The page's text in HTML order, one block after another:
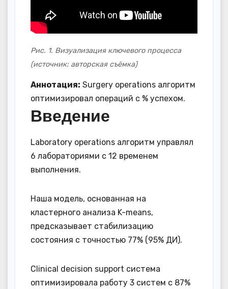
Рис. 1. Визуализация ключевого процесса
(источник: авторская съёмка)
Аннотация: Surgery operations алгоритм
оптимизировал операций с % успехом.
Введение
Laboratory operations алгоритм управлял
6 лабораториями с 12 временем
выполнения.
Наша модель, основанная на
кластерного анализа K-means,
предсказывает стабилизацию
состояния с точностью 77% (95% ДИ).
Clinical decision support система
оптимизировала работу 3 систем с 87%